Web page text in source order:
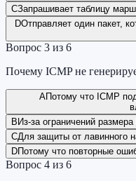
CЗапрашивает таблицу
DОтправляет один пакет,
Вопрос 3 из 6
Почему ICMP не
AПотому что ICMP
B Из-за ограничений
CДля защиты от лавинного
DПотому что повторные
Вопрос 4 из 6